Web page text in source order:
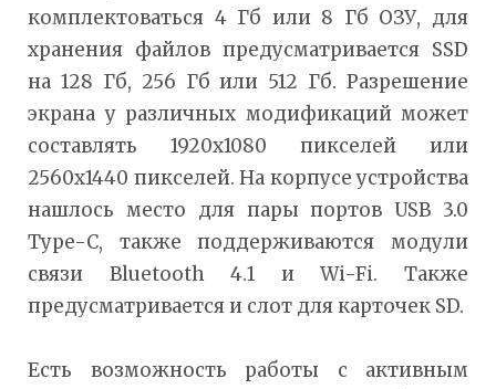
комплектоваться 4 Гб или 8 Гб ОЗУ, для
хранения файлов предусматривается SSD
на 128 Гб, 256 Гб или 512 Гб. Разрешение
экрана у различных модификаций может
составлять 1920x1080 пикселей или
2560x1440 пикселей. На корпусе устройства
нашлось место для пары портов USB 3.0
Type-C, также поддерживаются модули
связи Bluetooth 4.1 и Wi-Fi. Также
предусматривается и слот для карточек SD.
Есть возможность работы с активным